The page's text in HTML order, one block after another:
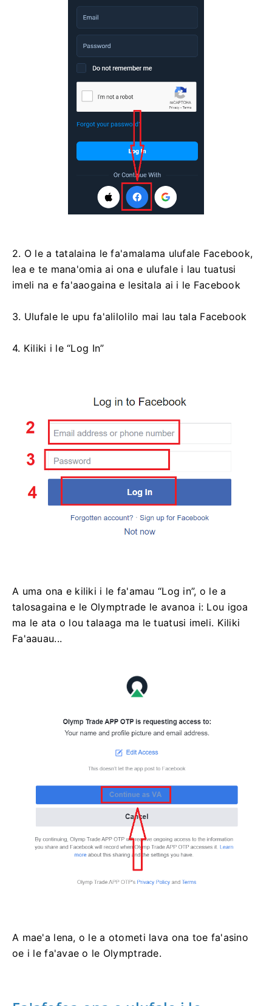
2. O le a tatalaina le fa'amalama ulufale Facebook,
lea e te mana'omia ai ona e ulufale i lau tuatusi
imeli na e fa'aaogaina e lesitala ai i le Facebook
3. Ulufale le upu fa'alilolilo mai lau tala Facebook
4. Kiliki i le “Log In”
A uma ona e kiliki i le fa'amau “Log in”, o le a
talosagaina e le Olymptrade le avanoa i: Lou igoa
ma le ata o lou talaaga ma le tuatusi imeli. Kiliki
Fa'aauau...
A mae'a lena, o le a otometi lava ona toe fa'asino
oe i le fa'avae o le Olymptrade.